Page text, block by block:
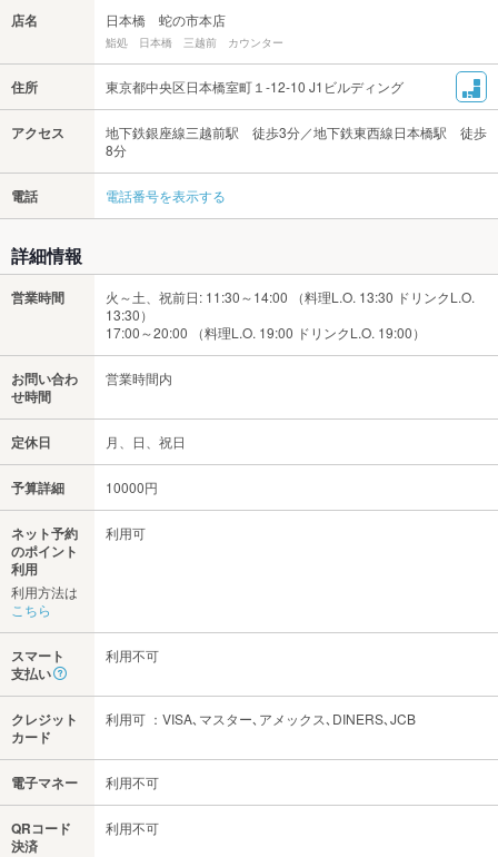
店名 日本橋 蛇の市本店
鮨処 日本橋 三越前 カウンター
住所 東京都中央区日本橋室町１-12-10 J1ビルディング
アクセス
地下鉄銀座線三越前駅 徒歩3分／地下鉄東西線日本橋駅 徒歩
8分
電話 電話番号を表示する
詳細情報
営業時間
火～土、祝前日: 11:30～14:00 （料理L.O. 13:30 ドリンクL.O.
13:30）
17:00～20:00 （料理L.O. 19:00 ドリンクL.O. 19:00）
お問い合わ
せ時間
営業時間内
定休日 月、日、祝日
予算詳細 10000円
ネット予約
のポイント
利用
利用方法は
こちら
利用可
スマート
支払い
利用不可
クレジット
カード
利用可 ：VISA､マスター､アメックス､DINERS､JCB
電子マネー 利用不可
QRコード
決済
利用不可